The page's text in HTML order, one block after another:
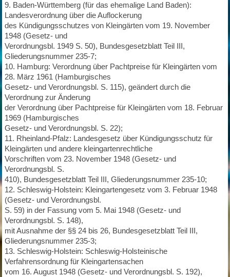
9. Baden-Württemberg (für das ehemalige Land Baden):
Landesverordnung über die Auflockerung
des Kündigungsschutzes von Kleingärten vom 19. November
1948 (Gesetz- und
Verordnungsbl. 1949 S. 50), Bundesgesetzblatt Teil III,
Gliederungsnummer 235-7;
10. Hamburg: Verordnung über Pachtpreise für Kleingärten vom
28. März 1961 (Hamburgisches
Gesetz- und Verordnungsbl. S. 115), geändert durch die
Verordnung zur Änderung
der Verordnung über Pachtpreise für Kleingärten vom 18. Februar
1969 (Hamburgisches
Gesetz- und Verordnungsbl. S. 22);
11. Rheinland-Pfalz: Landesgesetz über Kündigungsschutz für
Kleingärten und andere kleingartenrechtliche
Vorschriften vom 23. November 1948 (Gesetz- und
Verordnungsbl. S.
410), Bundesgesetzblatt Teil III, Gliederungsnummer 235-10;
12. Schleswig-Holstein: Kleingartengesetz vom 3. Februar 1948
(Gesetz- und Verordnungsbl.
S. 59) in der Fassung vom 5. Mai 1948 (Gesetz- und
Verordnungsbl. S. 148),
mit Ausnahme der §§ 24 bis 26, Bundesgesetzblatt Teil III,
Gliederungsnummer 235-3;
13. Schleswig-Holstein: Schleswig-Holsteinische
Verfahrensordnung für Kleingartensachen
vom 16. August 1948 (Gesetz- und Verordnungsbl. S. 192),